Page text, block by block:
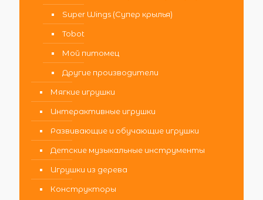
Super Wings (Супер крылья)
Tobot
Мой питомец
Другие производители
Мягкие игрушки
Интерактивные игрушки
Развивающие и обучающие игрушки
Детские музыкальные инструменты
Игрушки из дерева
Конструкторы